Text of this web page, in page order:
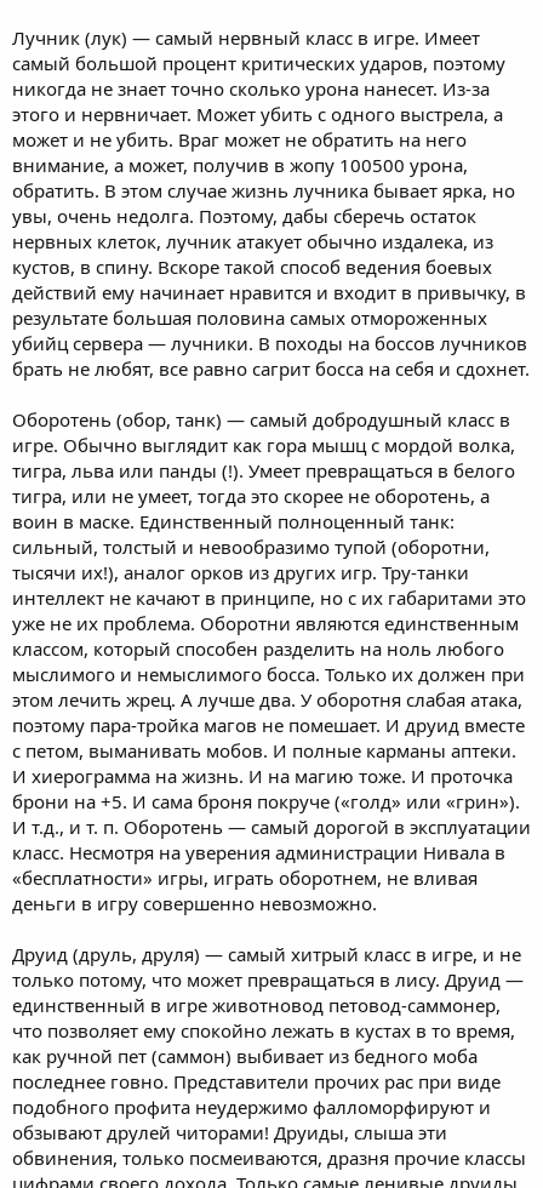
Лучник (лук) — самый нервный класс в игре. Имеет
самый большой процент критических ударов, поэтому
никогда не знает точно сколько урона нанесет. Из-за
этого и нервничает. Может убить с одного выстрела, а
может и не убить. Враг может не обратить на него
внимание, а может, получив в жопу 100500 урона,
обратить. В этом случае жизнь лучника бывает ярка, но
увы, очень недолга. Поэтому, дабы сберечь остаток
нервных клеток, лучник атакует обычно издалека, из
кустов, в спину. Вскоре такой способ ведения боевых
действий ему начинает нравится и входит в привычку, в
результате большая половина самых отмороженных
убийц сервера — лучники. В походы на боссов лучников
брать не любят, все равно сагрит босса на себя и сдохнет.
Оборотень (обор, танк) — самый добродушный класс в
игре. Обычно выглядит как гора мышц с мордой волка,
тигра, льва или панды (!). Умеет превращаться в белого
тигра, или не умеет, тогда это скорее не оборотень, а
воин в маске. Единственный полноценный танк:
сильный, толстый и невообразимо тупой (оборотни,
тысячи их!), аналог орков из других игр. Тру-танки
интеллект не качают в принципе, но с их габаритами это
уже не их проблема. Оборотни являются единственным
классом, который способен разделить на ноль любого
мыслимого и немыслимого босса. Только их должен при
этом лечить жрец. А лучше два. У оборотня слабая атака,
поэтому пара-тройка магов не помешает. И друид вместе
с петом, выманивать мобов. И полные карманы аптеки.
И хиерограмма на жизнь. И на магию тоже. И проточка
брони на +5. И сама броня покруче («голд» или «грин»).
И т.д., и т. п. Оборотень — самый дорогой в эксплуатации
класс. Несмотря на уверения администрации Нивала в
«бесплатности» игры, играть оборотнем, не вливая
деньги в игру совершенно невозможно.
Друид (друль, друля) — самый хитрый класс в игре, и не
только потому, что может превращаться в лису. Друид —
единственный в игре животновод петовод-саммонер,
что позволяет ему спокойно лежать в кустах в то время,
как ручной пет (саммон) выбивает из бедного моба
последнее говно. Представители прочих рас при виде
подобного профита неудержимо фалломорфируют и
обзывают друлей читорами! Друиды, слыша эти
обвинения, только посмеиваются, дразня прочие классы
цифрами своего дохода. Только самые ленивые друиды